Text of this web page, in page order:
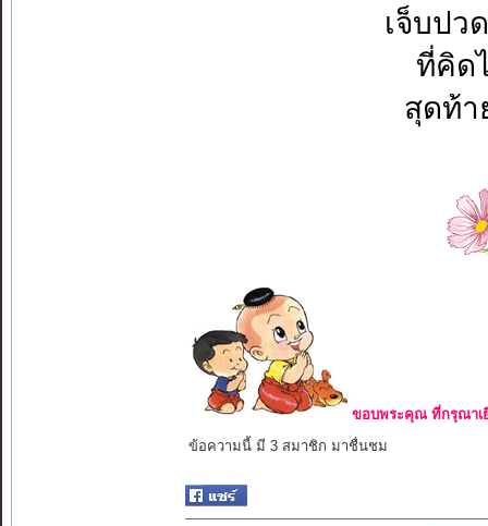
เจ็บปว
ที่คิด
สุดท้า
ขอบพระคุณ ที่กรุณาเ
ข้อความนี้ มี 3 สมาชิก มาชื่นชม